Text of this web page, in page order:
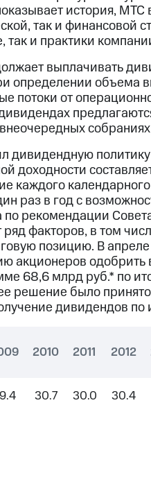
история, МТС
так и финансовой
так и практики
выплачивать
определении объема
потоки от
дивидендную
доходности
раз в год с
рекомендации
факторов, в том
позицию. В
акционеров одобрить
68,6 млрд руб.* по
решение было
дивидендов
2010 2011 2012
30.7 30.0 30.4